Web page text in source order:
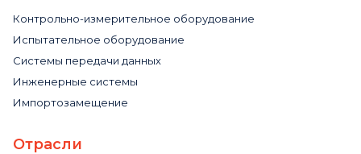
Контрольно-измерительное оборудование
Испытательное оборудование
Системы передачи данных
Инженерные системы
Импортозамещение
Отрасли